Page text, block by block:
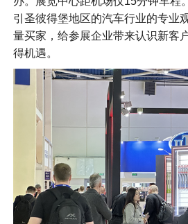
引圣彼得堡地区的汽车行业的专业
量买家，给参展企业带来认识新客
得机遇。